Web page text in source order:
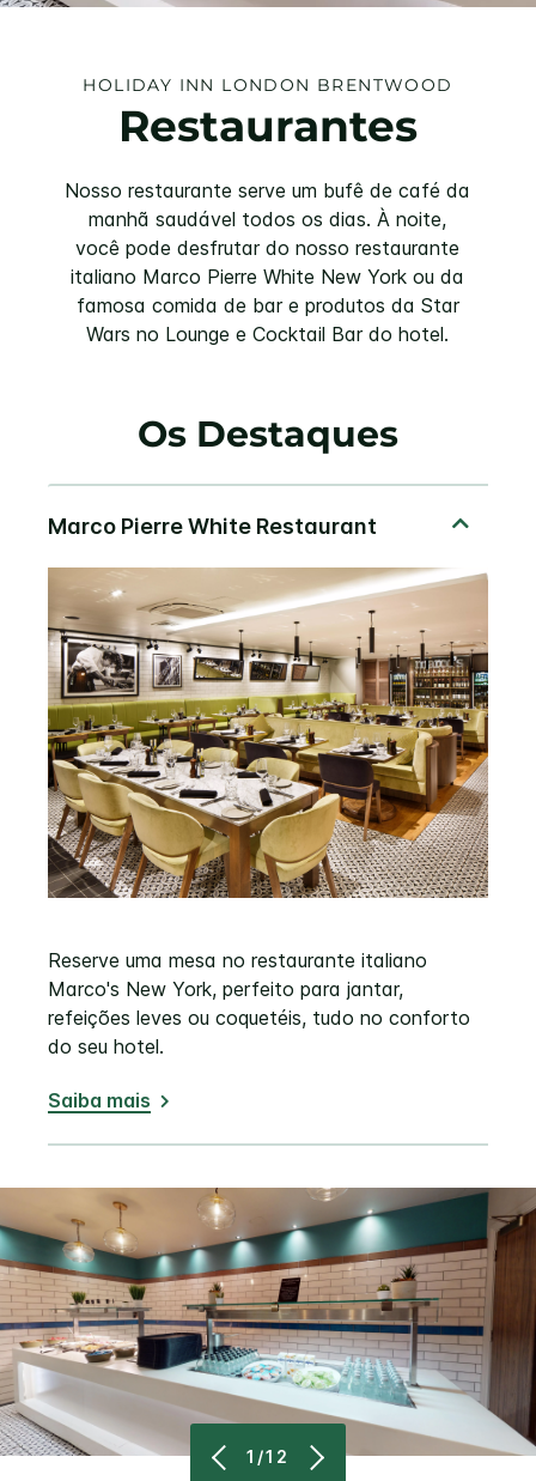
HOLIDAY INN LONDON BRENTWOOD
Restaurantes
Nosso restaurante serve um bufê de café da
manhã saudável todos os dias. À noite,
você pode desfrutar do nosso restaurante
italiano Marco Pierre White New York ou da
famosa comida de bar e produtos da Star
Wars no Lounge e Cocktail Bar do hotel.
Os Destaques
Reserve uma mesa no restaurante italiano
Marco's New York, perfeito para jantar,
refeições leves ou coquetéis, tudo no conforto
do seu hotel.
Saiba mais
1/12